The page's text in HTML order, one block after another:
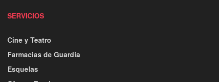
SERVICIOS
Cine y Teatro
Farmacias de Guardia
Esquelas